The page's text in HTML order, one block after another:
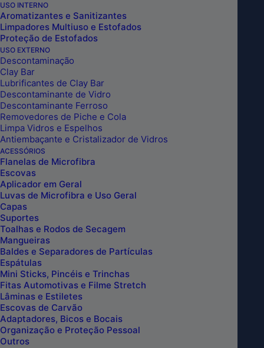
USO INTERNO
Aromatizantes e Sanitizantes
Limpadores Multiuso e Estofados
Proteção de Estofados
USO EXTERNO
Descontaminação
Clay Bar
Lubrificantes de Clay Bar
Descontaminante de Vidro
Descontaminante Ferroso
Removedores de Piche e Cola
Limpa Vidros e Espelhos
Antiembaçante e Cristalizador de Vidros
ACESSÓRIOS
Flanelas de Microfibra
Escovas
Aplicador em Geral
Luvas de Microfibra e Uso Geral
Capas
Suportes
Toalhas e Rodos de Secagem
Mangueiras
Baldes e Separadores de Partículas
Espátulas
Mini Sticks, Pincéis e Trinchas
Fitas Automotivas e Filme Stretch
Lâminas e Estiletes
Escovas de Carvão
Adaptadores, Bicos e Bocais
Organização e Proteção Pessoal
Outros
TOALHA DE SECAGEM 60X90CM
INCLUIR NO CARRINHO